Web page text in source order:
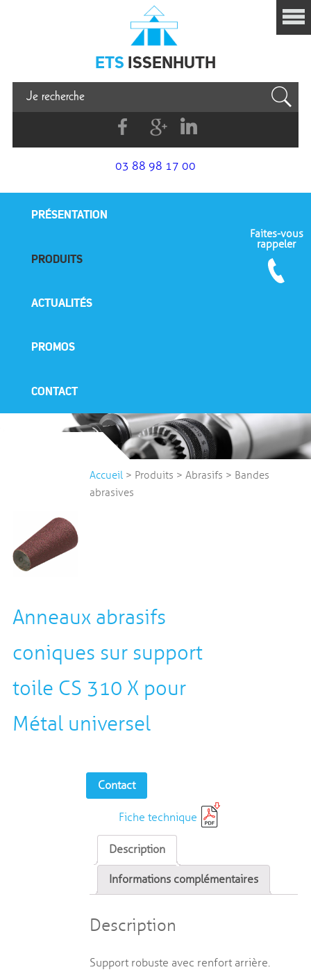
Issenhuth
ETS ISSENHUTH
FacebookG+
Linkedin
03 88 98 17 00
PRÉSENTATION
PRODUITS
ACTUALITÉS
PROMOS
CONTACT
Accueil > Produits >Abrasifs > Bandes
abrasives
Anneaux abrasifs
coniques sur support
toile CS 310 X pour
Métal universel
Contact
Fiche technique
Faites-vous
rappeler
Description
Informations complémentaires
Description
Support robuste avec renfort arrière.